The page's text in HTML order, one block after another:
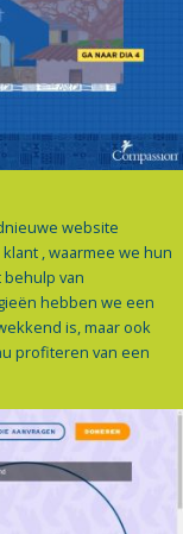
website
, waarmee we hun
van
hebben we een
is, maar ook
profiteren van een